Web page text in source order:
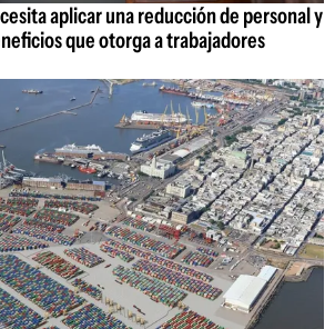
aplicar una reducción de personal y
que otorga a trabajadores